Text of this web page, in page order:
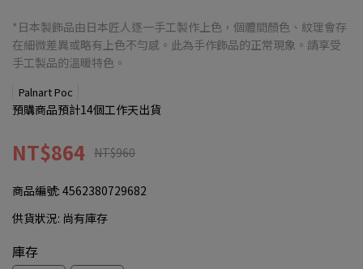
*日本製飾品由日本匠人逐一手工製作上色，個體間顏色、紋理會存
在細微差異或略有上色不勻感。此為手作飾品的正常現象。請享受
手工製品的溫暖特色。
Palnart Poc
預購商品預計14個工作天出貨
NT$864 NT$960
商品編號: 4562380729682
供貨狀況: 尚有庫存
庫存